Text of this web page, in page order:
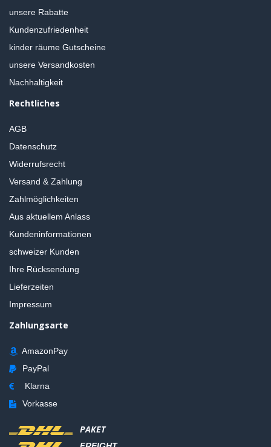
unsere Rabatte
Kundenzufriedenheit
kinder räume Gutscheine
unsere Versandkosten
Nachhaltigkeit
Rechtliches
AGB
Datenschutz
Widerrufsrecht
Versand & Zahlung
Zahlmöglichkeiten
Aus aktuellem Anlass
Kundeninformationen
schweizer Kunden
Ihre Rücksendung
Lieferzeiten
Impressum
Zahlungsarte
AmazonPay
PayPal
Klarna
Vorkasse
PAKET